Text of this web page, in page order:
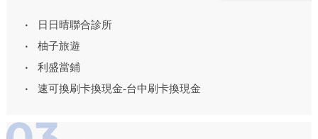
日日晴聯合診所
柚子旅遊
利盛當鋪
速可換刷卡換現金-台中刷卡換現金